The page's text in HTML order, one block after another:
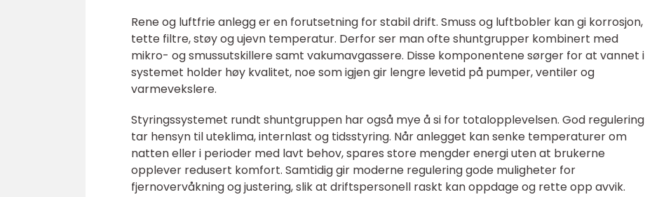
Rene og luftfrie anlegg er en forutsetning for stabil drift. Smuss og luftbobler kan gi korrosjon,
tette filtre, støy og ujevn temperatur. Derfor ser man ofte shuntgrupper kombinert med
mikro- og smussutskillere samt vakumavgassere. Disse komponentene sørger for at vannet i
systemet holder høy kvalitet, noe som igjen gir lengre levetid på pumper, ventiler og
varmevekslere.
Styringssystemet rundt shuntgruppen har også mye å si for totalopplevelsen. God regulering
tar hensyn til uteklima, internlast og tidsstyring. Når anlegget kan senke temperaturer om
natten eller i perioder med lavt behov, spares store mengder energi uten at brukerne
opplever redusert komfort. Samtidig gir moderne regulering gode muligheter for
fjernovervåkning og justering, slik at driftspersonell raskt kan oppdage og rette opp avvik.